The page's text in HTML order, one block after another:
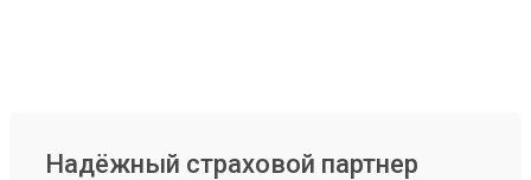
Надёжный страховой партнер